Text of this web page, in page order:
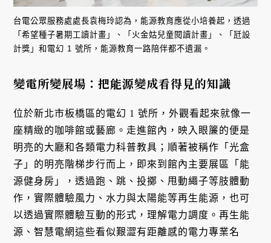
台電公眾服務處處長袁梅玲認為，能源教育應從小培養起，透過
「希望種子暑期工讀計畫」、「火金姑兒童閱讀計畫」、「瓩設
計獎」和電幻 1 號所，能源教育一路陪伴都不遺漏。
變電所變展場：把能源變成看得見的知識
位於新北市板橋區的電幻 1 號所，外觀看起來就像一
座精緻的咖啡館或藝廊。走進館內，映入眼簾的便是
明亮的大廳和各類電力科普教具；順著被稱作「光盒
子」的明亮階梯步行而上，即來到館內主要展區「能
源健身房」，透過跑、跳、投擲、甩動繩子等肢體動
作，實際體驗風力、水力與太陽能等再生能源，也可
以透過實際體驗互動的形式，理解電力調度。再生能
源、智慧電網這些看似艱澀有距離感的電力專業名